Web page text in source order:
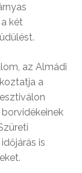
két
az Almádi
a
is